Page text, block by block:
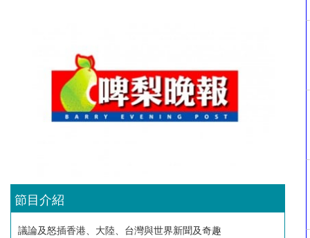
節目介紹
議論及怒插香港、大陸、台灣與世界新聞及奇趣